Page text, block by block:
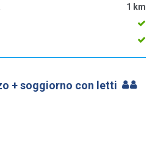
1 km
+ soggiorno con letti